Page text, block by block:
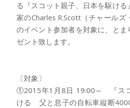
る『スコット親子、日本を駆け
家のCharles R.Scott（チャール
のイベント参加者を対象に、とま
ゼント致します。
〔対象〕
①2015年1月8日 19:00～ 『ス
ける 父と息子の自転車縦断